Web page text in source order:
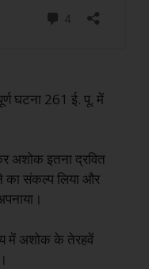
घटना 261 ई. पू. में
अशोक इतना द्रवित
का संकल्प लिया और
में अशोक के तेरहवें